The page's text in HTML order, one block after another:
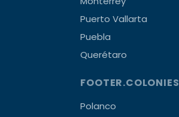
Puerto Vallarta
Puebla
Querétaro
FOOTER.COLONIES
Polanco